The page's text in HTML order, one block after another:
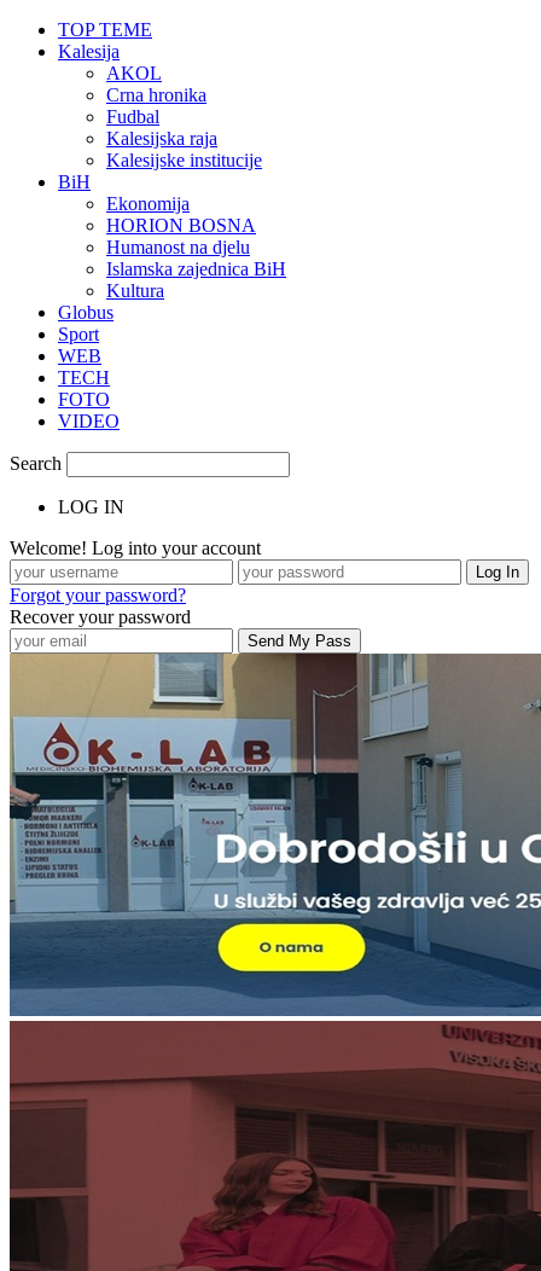
TOP TEME
Kalesija
AKOL
Crna hronika
Fudbal
Kalesijska raja
Kalesijske institucije
BiH
Ekonomija
HORION BOSNA
Humanost na djelu
Islamska zajednica BiH
Kultura
Globus
Sport
WEB
TECH
FOTO
VIDEO
Search
LOG IN
Welcome! Log into your account
Forgot your password?
Recover your password